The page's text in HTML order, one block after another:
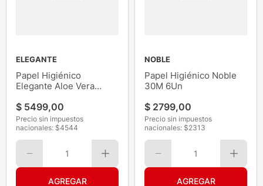
ELEGANTE
Papel Higiénico
Elegante Aloe Vera
$ 5499,00
Precio sin impuestos
nacionales: $4544
1
NOBLE
Papel Higiénico Noble
30M 6Un
$ 2799,00
Precio sin impuestos
nacionales: $2313
1